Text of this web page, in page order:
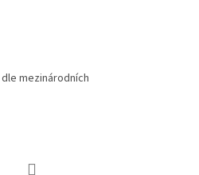
mezinárodních